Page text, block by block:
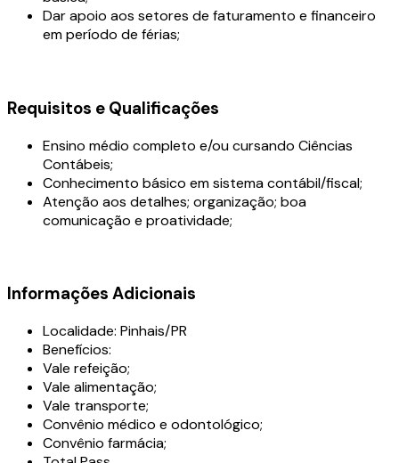
Dar apoio aos setores de faturamento e financeiro
em período de férias;
Requisitos e Qualificações
Ensino médio completo e/ou cursando Ciências
Contábeis;
Conhecimento básico em sistema contábil/fiscal;
Atenção aos detalhes; organização; boa
comunicação e proatividade;
Informações Adicionais
Localidade: Pinhais/PR
Benefícios:
Vale refeição;
Vale alimentação;
Vale transporte;
Convênio médico e odontológico;
Convênio farmácia;